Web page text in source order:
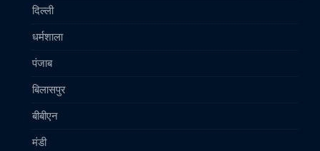
दिल्ली
धर्मशाला
पंजाब
बिलासपुर
बीबीएन
मंडी